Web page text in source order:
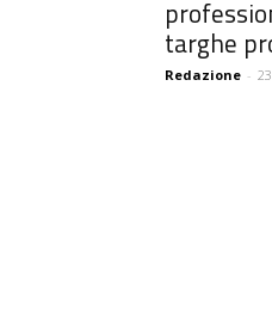
targhe
Redazione -